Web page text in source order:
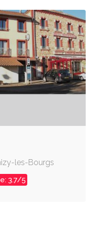
les-Bourgs
3.7/5